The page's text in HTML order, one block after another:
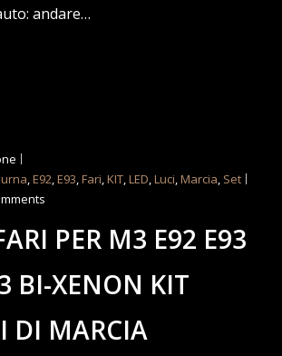
andare…
,E92,E93,Fari,KIT,LED,Luci,Marcia, Set
PER M3 E92 E93
BI-XENON KIT
DI MARCIA